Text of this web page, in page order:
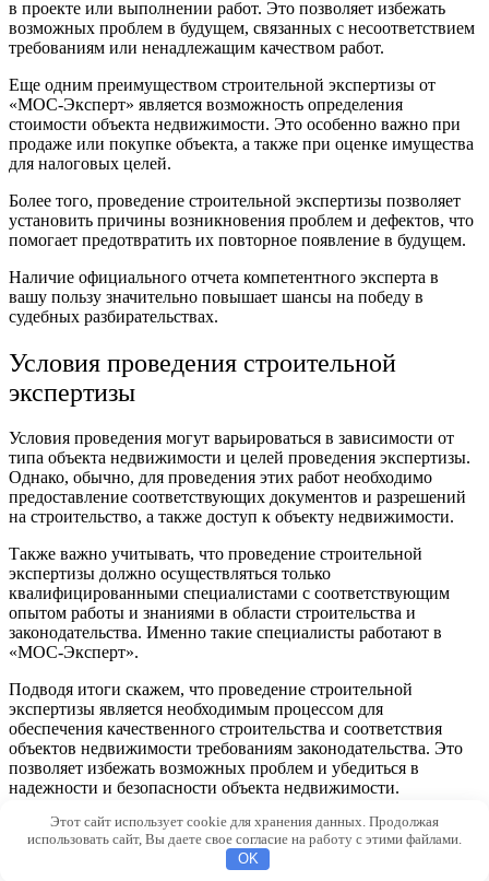
в проекте или выполнении работ. Это позволяет избежать
возможных проблем в будущем, связанных с несоответствием
требованиям или ненадлежащим качеством работ.
Еще одним преимуществом строительной экспертизы от
«МОС-Эксперт» является возможность определения
стоимости объекта недвижимости. Это особенно важно при
продаже или покупке объекта, а также при оценке имущества
для налоговых целей.
Более того, проведение строительной экспертизы позволяет
установить причины возникновения проблем и дефектов, что
помогает предотвратить их повторное появление в будущем.
Наличие официального отчета компетентного эксперта в
вашу пользу значительно повышает шансы на победу в
судебных разбирательствах.
Условия проведения строительной
экспертизы
Условия проведения могут варьироваться в зависимости от
типа объекта недвижимости и целей проведения экспертизы.
Однако, обычно, для проведения этих работ необходимо
предоставление соответствующих документов и разрешений
на строительство, а также доступ к объекту недвижимости.
Также важно учитывать, что проведение строительной
экспертизы должно осуществляться только
квалифицированными специалистами с соответствующим
опытом работы и знаниями в области строительства и
законодательства. Именно такие специалисты работают в
«МОС-Эксперт».
Подводя итоги скажем, что проведение строительной
экспертизы является необходимым процессом для
обеспечения качественного строительства и соответствия
объектов недвижимости требованиям законодательства. Это
позволяет избежать возможных проблем и убедиться в
надежности и безопасности объекта недвижимости.
© 2026 Morevdome.com
Этот сайт использует cookie для хранения данных. Продолжая
использовать сайт, Вы даете свое согласие на работу с этими файлами.
OK